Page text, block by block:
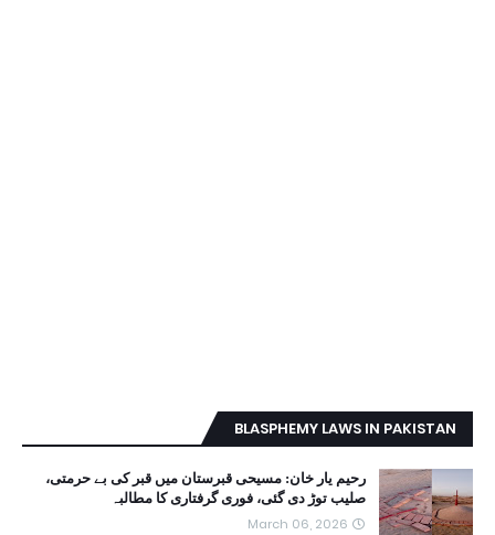
BLASPHEMY LAWS IN PAKISTAN
رحیم یار خان: مسیحی قبرستان میں قبر کی بے حرمتی،
صلیب توڑ دی گئی، فوری گرفتاری کا مطالبہ
March 06, 2026